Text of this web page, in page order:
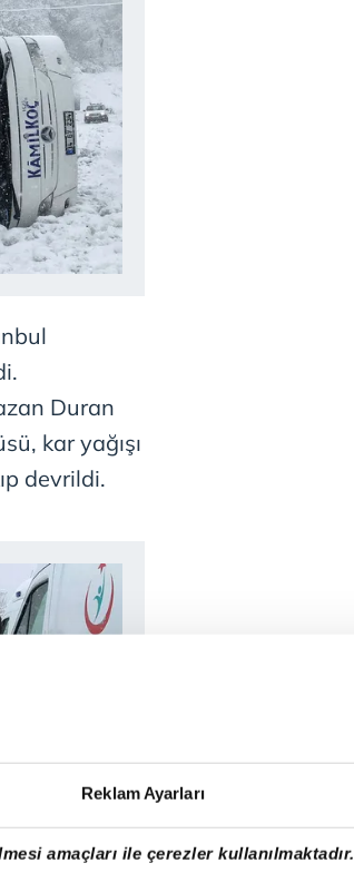
Reklam Ayarları
amaçları ile çerezler kullanılmaktadır.
Duran
kar yağışı
devrildi.